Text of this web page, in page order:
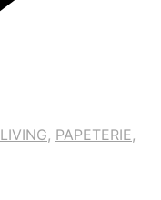
LIVING, PAPETERIE,